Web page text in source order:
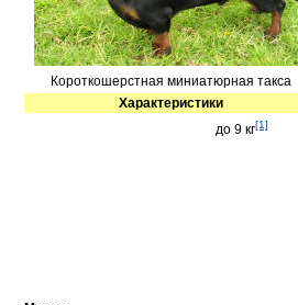
Короткошерстная миниатюрная такса
Характеристики
до 9 кг[1]